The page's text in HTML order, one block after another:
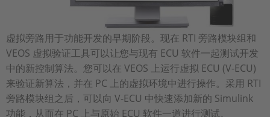
虚拟旁路用于功能开发的早期阶段。现在 RTI 旁路模块组和
VEOS 虚拟验证工具可以让您与现有 ECU 软件一起测试开发
中的新控制算法。您可以在 VEOS 上运行虚拟 ECU (V-ECU)
来验证新算法，并在 PC 上的虚拟环境中进行操作。采用 RTI
旁路模块组之后，可以向 V-ECU 中快速添加新的 Simulink
功能，从而在 PC 上与原始 ECU 软件一道进行测试。